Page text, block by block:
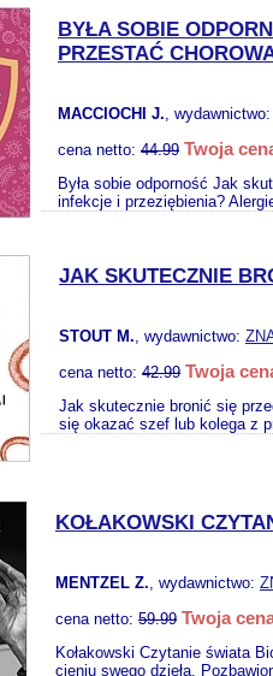
BYŁA SOBIE
PRZESTAĆ
MACCIOCHI J., wydawnictwo:
cena netto: 44.99 Twoja
Była sobie odporność Jak
infekcje i przeziębienia?
JAK SKUTECZNIE
STOUT M., wydawnictwo:
cena netto: 42.99 Twoja
Jak skutecznie bronić się
się okazać szef lub kolega z
KOŁAKOWSKI
MENTZEL Z., wydawnictwo:
cena netto: 59.99 Twoja
Kołakowski Czytanie świata
cieniu swego dzieła.